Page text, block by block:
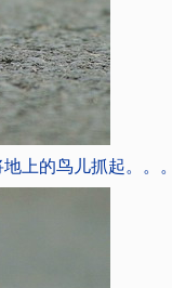
上的鸟儿抓起。。。